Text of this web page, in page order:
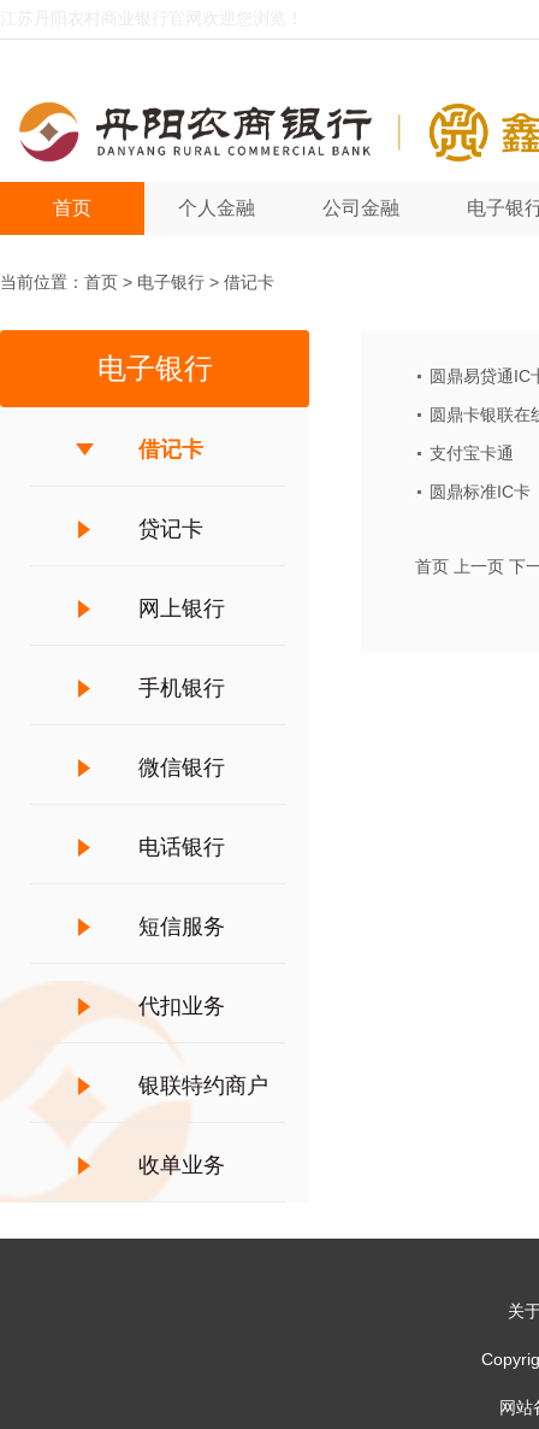
首页 个人金融 公司金融 电子银
当前位置： 首页 > 电子银行 > 借记卡
电子银行
借记卡
贷记卡
网上银行
手机银行
微信银行
电话银行
短信服务
代扣业务
银联特约商户
收单业务
圆鼎易贷通IC
圆鼎卡银联在
支付宝卡通
圆鼎标准IC卡
首页 上一页 下
关
网站